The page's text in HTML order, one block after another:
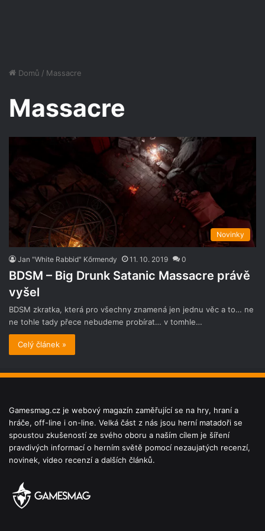
Domů / Massacre
Massacre
Novinky
Jan "White Rabbid" Kőrmendy 11. 10. 2019 0
BDSM – Big Drunk Satanic Massacre právě
vyšel
BDSM zkratka, která pro všechny znamená jen jednu věc a to… ne
ne tohle tady přece nebudeme probírat… v tomhle…
Celý článek »
Gamesmag.cz je webový magazín zaměřující se na hry, hraní a
hráče, off-line i on-line. Velká část z nás jsou herní matadoři se
spoustou zkušeností ze svého oboru a naším cílem je šíření
pravdivých informací o herním světě pomocí nezaujatých recenzí,
novinek, video recenzí a dalších článků.